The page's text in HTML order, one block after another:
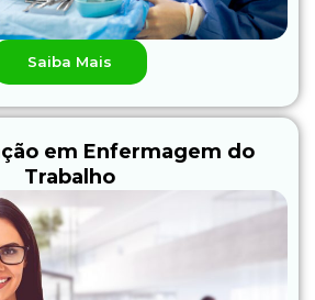
Saiba Mais
em Enfermagem do
Trabalho